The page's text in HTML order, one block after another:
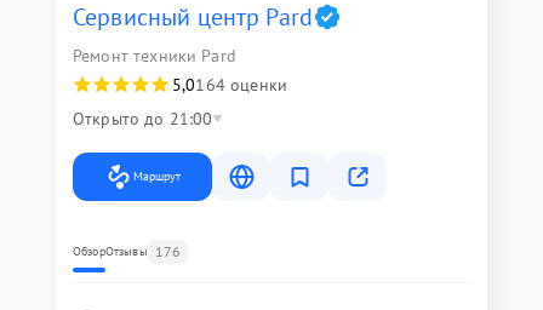
Сервисный центр Pard
Ремонт техники Pard
5,0164 оценки
Открыто до 21:00
Маршрут
ОбзорОтзывы 176